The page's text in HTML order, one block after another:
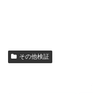
その他検証